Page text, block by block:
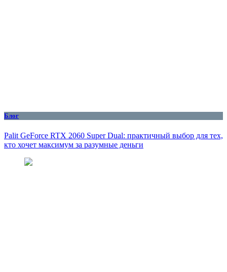
Блог
Palit GeForce RTX 2060 Super Dual: практичный выбор для тех,
кто хочет максимум за разумные деньги